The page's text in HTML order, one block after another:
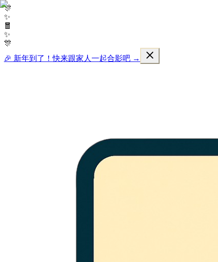
🎊
✨
🧧
✨
🎊
🎉 新年到了！快来跟家人一起合影吧 →